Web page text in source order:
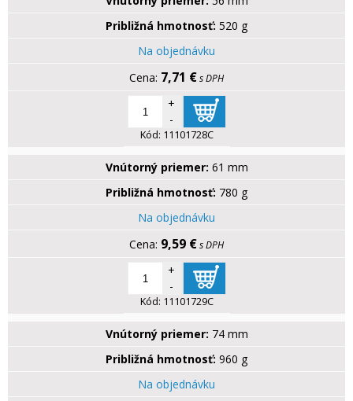
Približná hmotnosť: 520 g
Na objednávku
7,71 €s DPH
+
-
Kód: 11101728C
Vnútorný priemer: 61 mm
Približná hmotnosť: 780 g
Na objednávku
9,59 €s DPH
+
-
Kód: 11101729C
Vnútorný priemer: 74 mm
Približná hmotnosť: 960 g
Na objednávku